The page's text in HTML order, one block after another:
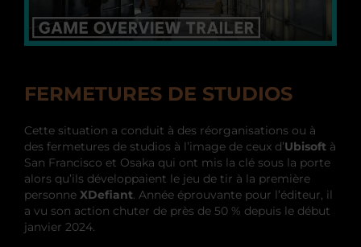
FERMETURES DE STUDIOS
Cette situation a conduit à des réorganisations ou à
des fermetures de studios à l’image de ceux d’Ubisoft à
San Francisco et Osaka qui ont mis la clé sous la porte
alors qu’ils développaient le jeu de tir à la première
personne XDefiant. Année éprouvante pour l’éditeur, il
a vu son action chuter de près de 50 % depuis le début
janvier 2024.